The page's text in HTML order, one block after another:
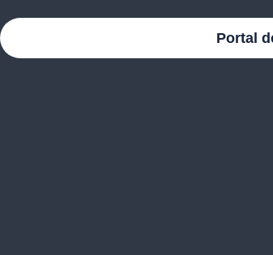
Portal